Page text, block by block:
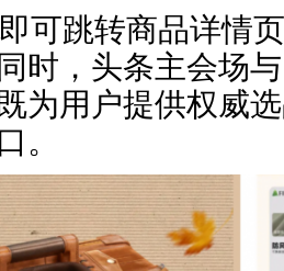
可跳转商品详情
时，头条主会场
为用户提供权威
。